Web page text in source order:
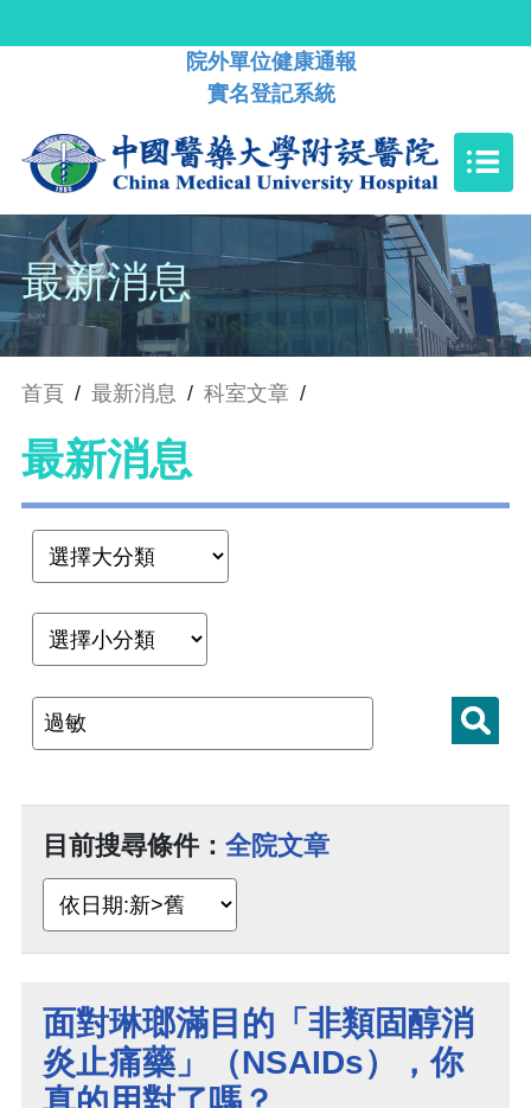
院外單位健康通報
實名登記系統
最新消息
首頁 / 最新消息 / 科室文章 /
最新消息
目前搜尋條件： 全院文章
面對琳瑯滿目的「非類固醇消
炎止痛藥」（NSAIDs），你